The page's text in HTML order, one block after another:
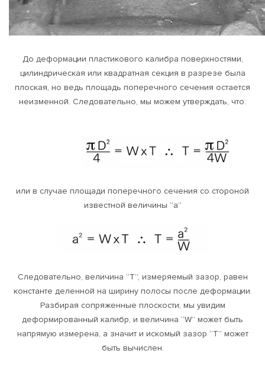
До деформации пластикового калибра поверхностями,
цилиндрическая или квадратная секция в разрезе была
плоская, но ведь площадь поперечного сечения остается
неизменной. Следовательно, мы можем утверждать, что:
или в случае площади поперечного сечения со стороной
известной величины “a”
Следовательно, величина “T”, измеряемый зазор, равен
константе деленной на ширину полосы после деформации.
Разбирая сопряженные плоскости, мы увидим
деформированный калибр, и величина “W” может быть
напрямую измерена, а значит и искомый зазор “T” может
быть вычислен.